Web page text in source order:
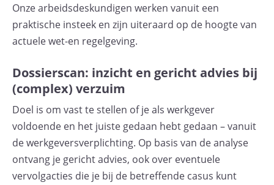
Onze arbeidsdeskundigen werken vanuit een
praktische insteek en zijn uiteraard op de hoogte van
actuele wet-en regelgeving.
Dossierscan: inzicht en gericht advies bij
(complex) verzuim
Doel is om vast te stellen of je als werkgever
voldoende en het juiste gedaan hebt gedaan – vanuit
de werkgeversverplichting. Op basis van de analyse
ontvang je gericht advies, ook over eventuele
vervolgacties die je bij de betreffende casus kunt